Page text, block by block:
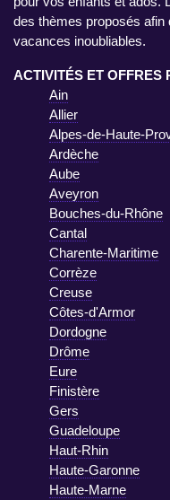
des thèmes proposés afin
vacances inoubliables.
ACTIVITÉS ET OFFRES
Ain
Allier
Alpes-de-Haute-
Ardèche
Aube
Aveyron
Bouches-du-Rhône
Cantal
Charente-Maritime
Corrèze
Creuse
Côtes-d'Armor
Dordogne
Drôme
Eure
Finistère
Gers
Guadeloupe
Haut-Rhin
Haute-Garonne
Haute-Marne